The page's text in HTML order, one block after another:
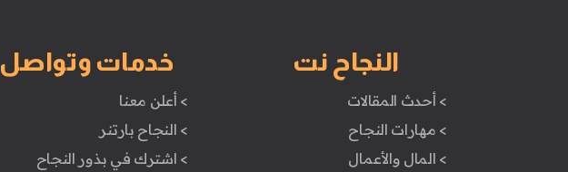
النجاح نت
> أحدث المقالات
> مهارات النجاح
> المال والأعمال
خدمات وتواصل
> أعلن معنا
> النجاح بارتنر
> اشترك في بذور النجاح